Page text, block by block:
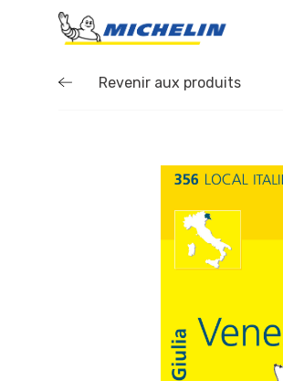
Revenir aux produits